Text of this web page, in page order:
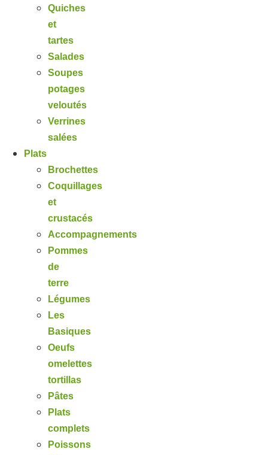
Quiches
et
tartes
Salades
Soupes
potages
veloutés
Verrines
salées
Plats
Brochettes
Coquillages
et
crustacés
Accompagnements
Pommes
de
terre
Légumes
Les
Basiques
Oeufs
omelettes
tortillas
Pâtes
Plats
complets
Poissons